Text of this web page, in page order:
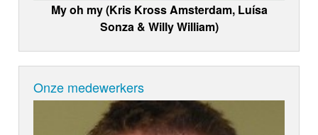
My oh my (Kris Kross Amsterdam, Luísa
Sonza & Willy William)
Onze medewerkers